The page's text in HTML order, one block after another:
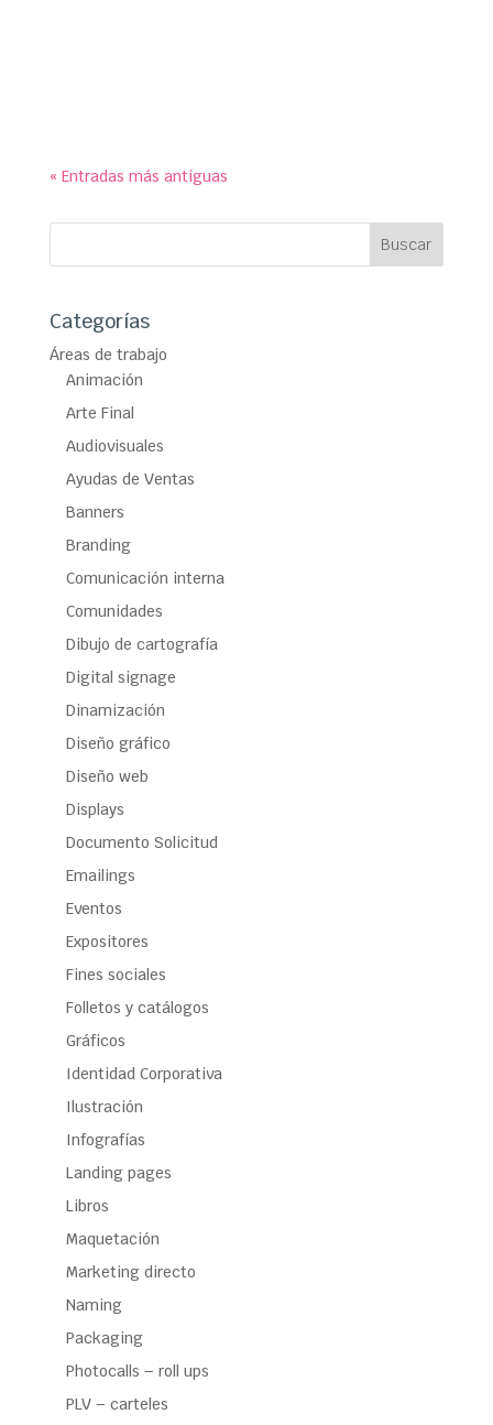
« Entradas más antiguas
Categorías
Áreas de trabajo
Animación
Arte Final
Audiovisuales
Ayudas de Ventas
Banners
Branding
Comunicación interna
Comunidades
Dibujo de cartografía
Digital signage
Dinamización
Diseño gráfico
Diseño web
Displays
Documento Solicitud
Emailings
Eventos
Expositores
Fines sociales
Folletos y catálogos
Gráficos
Identidad Corporativa
Ilustración
Infografías
Landing pages
Libros
Maquetación
Marketing directo
Naming
Packaging
Photocalls – roll ups
PLV – carteles